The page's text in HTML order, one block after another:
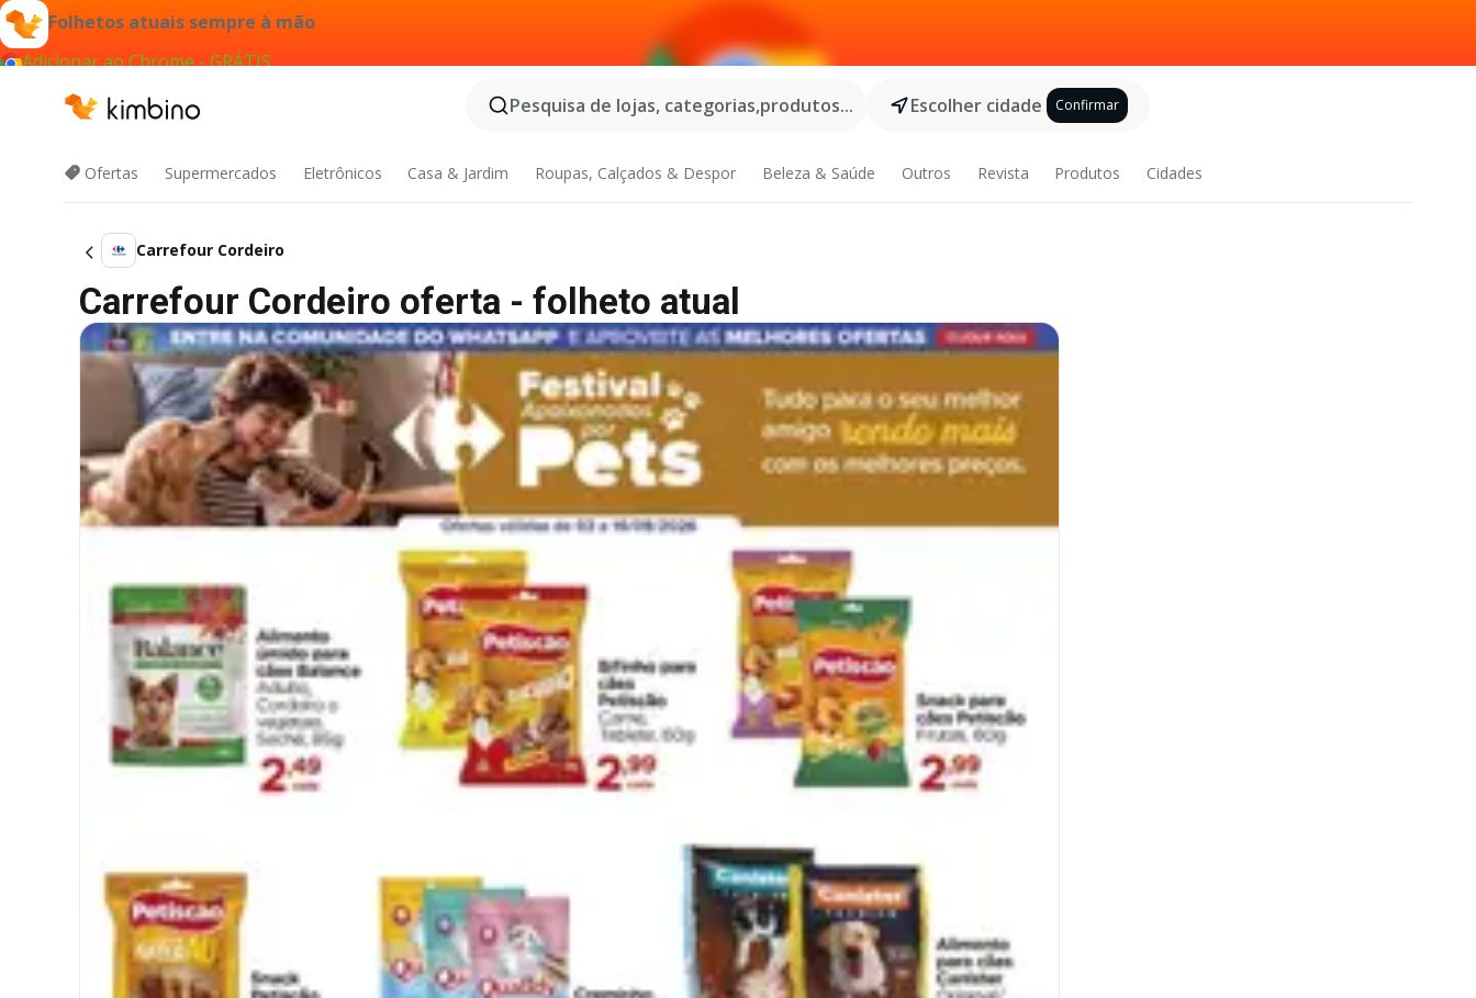
Folhetos atuais sempre à mão
Adicionar ao Chrome - GRÁTIS
Pesquisa de lojas, categorias,produtos...
Escolher cidade Confirmar
Ofertas Supermercados Eletrônicos Casa & Jardim Roupas, Calçados & Despor Beleza & Saúde Outros Revista Produtos Cidades
Carrefour Cordeiro
Carrefour Cordeiro oferta - folheto atual